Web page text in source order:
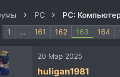
т
а
PC PC:
1 … 161 162 163 164
20 Мар 2025
huligan1981